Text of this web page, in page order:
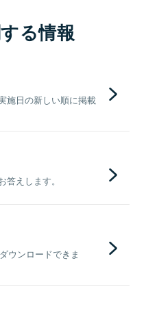
る情報
施日の新しい順に掲載
えします。
ウンロードできま